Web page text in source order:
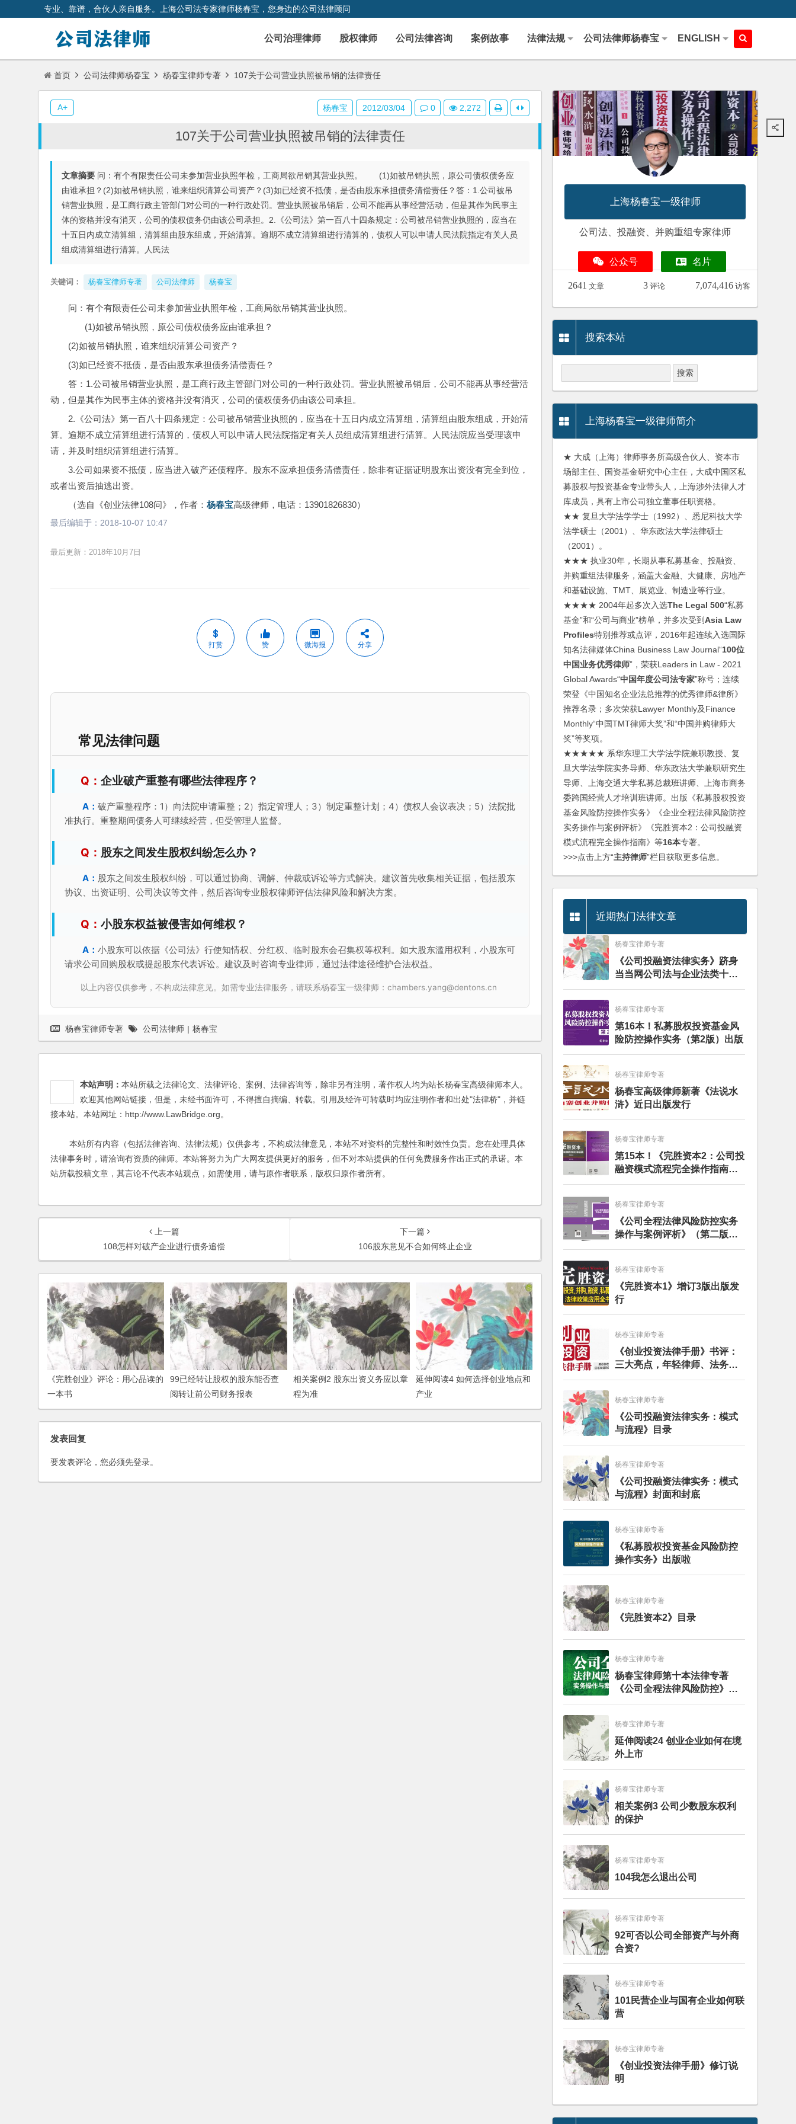
专业、靠谱，合伙人亲自服务。上海公司法专家律师杨春宝，您身边的公司法律顾问
公司治理律师 股权律师 公司法律咨询 案例故事 法律法规 公司法律师杨春宝 ENGLISH
首页 公司法律师杨春宝 杨春宝律师专著 107关于公司营业执照被吊销的法律责任
107关于公司营业执照被吊销的法律责任
文章摘要 问：有个有限责任公司未参加营业执照年检，工商局欲吊销其营业执照。 (1)如被吊销执照，原公司债权债务应
由谁承担？(2)如被吊销执照，谁来组织清算公司资产？(3)如已经资不抵债，是否由股东承担债务清偿责任？答：1.公司被吊
销营业执照，是工商行政主管部门对公司的一种行政处罚。营业执照被吊销后，公司不能再从事经营活动，但是其作为民事主
体的资格并没有消灭，公司的债权债务仍由该公司承担。2.《公司法》第一百八十四条规定：公司被吊销营业执照的，应当在
十五日内成立清算组，清算组由股东组成，开始清算。逾期不成立清算组进行清算的，债权人可以申请人民法院指定有关人员
组成清算组进行清算。人民法
关键词： 杨春宝律师专著 公司法律师 杨春宝
问：有个有限责任公司未参加营业执照年检，工商局欲吊销其营业执照。
(1)如被吊销执照，原公司债权债务应由谁承担？
(2)如被吊销执照，谁来组织清算公司资产？
(3)如已经资不抵债，是否由股东承担债务清偿责任？
答：1.公司被吊销营业执照，是工商行政主管部门对公司的一种行政处罚。营业执照被吊销后，公司不能再从事经营活
动，但是其作为民事主体的资格并没有消灭，公司的债权债务仍由该公司承担。
2.《公司法》第一百八十四条规定：公司被吊销营业执照的，应当在十五日内成立清算组，清算组由股东组成，开始清
算。逾期不成立清算组进行清算的，债权人可以申请人民法院指定有关人员组成清算组进行清算。人民法院应当受理该申
请，并及时组织清算组进行清算。
3.公司如果资不抵债，应当进入破产还债程序。股东不应承担债务清偿责任，除非有证据证明股东出资没有完全到位，
或者出资后抽逃出资。
（选自《创业法律108问》，作者： 杨春宝高级律师，电话：13901826830）
最后编辑于： 2018-10-07 10:47
最后更新：2018年10月7日
打赏 赞 微海报 分享
常见法律问题
企业破产重整有哪些法律程序？
破产重整程序：1）向法院申请重整；2）指定管理人；3）制定重整计划；4）债权人会议表决；5）法院批
准执行。重整期间债务人可继续经营，但受管理人监督。
股东之间发生股权纠纷怎么办？
股东之间发生股权纠纷，可以通过协商、调解、仲裁或诉讼等方式解决。建议首先收集相关证据，包括股东
协议、出资证明、公司决议等文件，然后咨询专业股权律师评估法律风险和解决方案。
小股东权益被侵害如何维权？
小股东可以依据《公司法》行使知情权、分红权、临时股东会召集权等权利。如大股东滥用权利，小股东可
请求公司回购股权或提起股东代表诉讼。建议及时咨询专业律师，通过法律途径维护合法权益。
以上内容仅供参考，不构成法律意见。如需专业法律服务，请联系杨春宝一级律师：chambers.yang@dentons.cn
杨春宝 2012/03/04 0 2,272
A+
杨春宝律师专著 公司法律师 | 杨春宝
本站声明： 本站所载之法律论文、法律评论、案例、法律咨询等，除非另有注明，著作权人均为站长杨春宝高级律师本人。
欢迎其他网站链接，但是，未经书面许可，不得擅自摘编、转载。引用及经许可转载时均应注明作者和出处"法律桥"，并链
接本站。本站网址：http://www.LawBridge.org。
本站所有内容（包括法律咨询、法律法规）仅供参考，不构成法律意见，本站不对资料的完整性和时效性负责。您在处理具体
法律事务时，请洽询有资质的律师。本站将努力为广大网友提供更好的服务，但不对本站提供的任何免费服务作出正式的承诺。本
站所载投稿文章，其言论不代表本站观点，如需使用，请与原作者联系，版权归原作者所有。
上一篇
108怎样对破产企业进行债务追偿
下一篇
106股东意见不合如何终止企业
《完胜创业》评论：用心品读的
一本书
99已经转让股权的股东能否查
阅转让前公司财务报表
相关案例2 股东出资义务应以章
程为准
延伸阅读4 如何选择创业地点和
产业
发表回复
要发表评论，您必须先登录。
上海杨春宝一级律师
公司法、投融资、并购重组专家律师
公众号 名片
2641 文章 3 评论 7,074,416 访客
搜索本站
上海杨春宝一级律师简介
★ 大成（上海）律师事务所高级合伙人、资本市
场部主任、国资基金研究中心主任，大成中国区私
募股权与投资基金专业带头人，上海涉外法律人才
库成员，具有上市公司独立董事任职资格。
★★ 复旦大学法学学士（1992）、悉尼科技大学
法学硕士（2001）、华东政法大学法律硕士
（2001）。
★★★ 执业30年，长期从事私募基金、投融资、
并购重组法律服务，涵盖大金融、大健康、房地产
和基础设施、TMT、展览业、制造业等行业。
★★★★ 2004年起多次入选The Legal 500“私募
基金”和“公司与商业”榜单，并多次受到Asia Law
Profiles特别推荐或点评，2016年起连续入选国际
知名法律媒体China Business Law Journal“100位
中国业务优秀律师”，荣获Leaders in Law - 2021
Global Awards“中国年度公司法专家”称号；连续
荣登《中国知名企业法总推荐的优秀律师&律所》
推荐名录；多次荣获Lawyer Monthly及Finance
Monthly“中国TMT律师大奖”和“中国并购律师大
奖”等奖项。
★★★★★ 系华东理工大学法学院兼职教授、复
旦大学法学院实务导师、华东政法大学兼职研究生
导师、上海交通大学私募总裁班讲师、上海市商务
委跨国经营人才培训班讲师。出版《私募股权投资
基金风险防控操作实务》《企业全程法律风险防控
实务操作与案例评析》《完胜资本2：公司投融资
模式流程完全操作指南》等16本专著。
>>>点击上方“主持律师”栏目获取更多信息。
近期热门法律文章
杨春宝律师专著
《公司投融资法律实务》跻身
当当网公司法与企业法类十大
畅销图书榜
杨春宝律师专著
第16本！私募股权投资基金风
险防控操作实务（第2版）出版
杨春宝律师专著
杨春宝高级律师新著《法说水
浒》近日出版发行
杨春宝律师专著
第15本！《完胜资本2：公司投
融资模式流程完全操作指南》
（第四版）出版
杨春宝律师专著
《公司全程法律风险防控实务
操作与案例评析》（第二版）
出版发行
杨春宝律师专著
《完胜资本1》增订3版出版发
行
杨春宝律师专著
《创业投资法律手册》书评：
三大亮点，年轻律师、法务的
入门必读书籍
杨春宝律师专著
《公司投融资法律实务：模式
与流程》目录
杨春宝律师专著
《公司投融资法律实务：模式
与流程》封面和封底
杨春宝律师专著
《私募股权投资基金风险防控
操作实务》出版啦
杨春宝律师专著
《完胜资本2》目录
杨春宝律师专著
杨春宝律师第十本法律专著
《公司全程法律风险防控》出
版
杨春宝律师专著
延伸阅读24 创业企业如何在境
外上市
杨春宝律师专著
相关案例3 公司少数股东权利
的保护
杨春宝律师专著
104我怎么退出公司
杨春宝律师专著
92可否以公司全部资产与外商
合资?
杨春宝律师专著
101民营企业与国有企业如何联
营
杨春宝律师专著
《创业投资法律手册》修订说
明